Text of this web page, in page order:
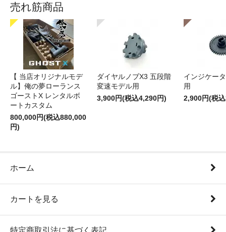
売れ筋商品
【 当店オリジナルモデ
ル】俺の夢ローランス
ゴーストX レンタルボ
ートカスタム
800,000円(税込880,000
円)
ダイヤルノブX3 五段階
変速モデル用
3,900円(税込4,290円)
インジケー
用
2,900円(税
ホーム
カートを見る